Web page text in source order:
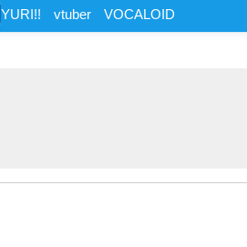
YURI!! vtuber VOCALOID